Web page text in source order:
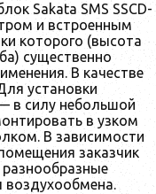
Sakata SMS SSCD-
и встроенным
которого (высота
существенно
В качестве
установки
в силу небольшой
в узком
В зависимости
заказчик
воздухообмена.